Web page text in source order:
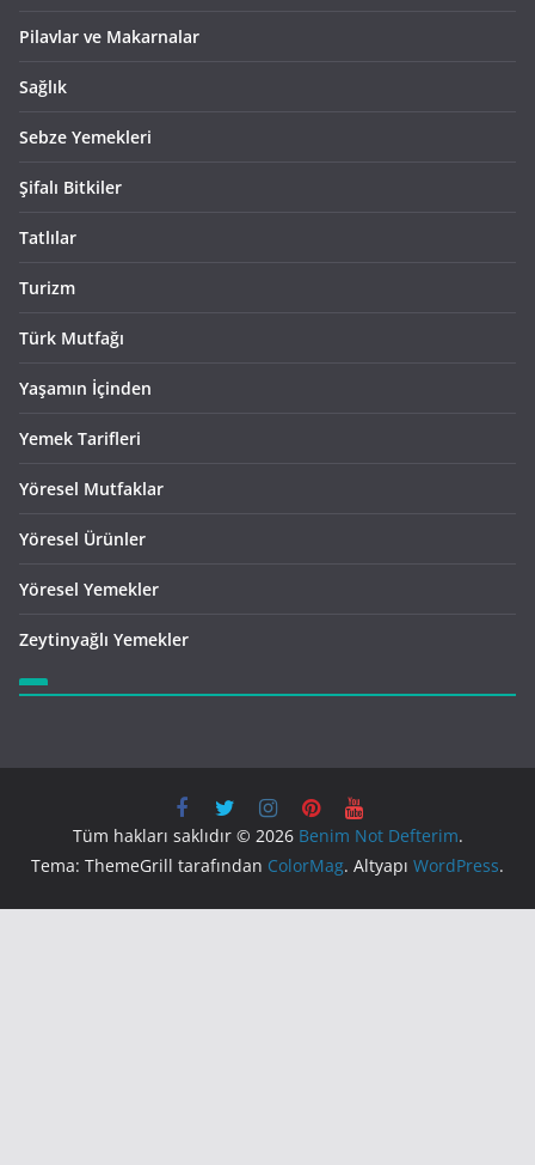
Pilavlar ve Makarnalar
Sağlık
Sebze Yemekleri
Şifalı Bitkiler
Tatlılar
Turizm
Türk Mutfağı
Yaşamın İçinden
Yemek Tarifleri
Yöresel Mutfaklar
Yöresel Ürünler
Yöresel Yemekler
Zeytinyağlı Yemekler
Tüm hakları saklıdır © 2026 Benim Not Defterim.
Tema: ThemeGrill tarafından ColorMag. Altyapı WordPress.